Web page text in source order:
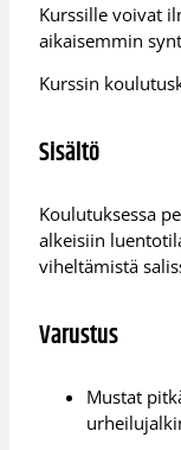
Kurssille voivat
aikaisemmin
Kurssin
Sisältö
Koulutuksessa
alkeisiin
viheltämistä
Varustus
Mustat